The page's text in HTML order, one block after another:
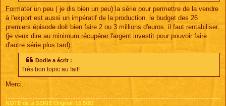
Formater un peu ( je dis bien un peu) la série pour permettre de la vendre
à l'export est aussi un impératif de la production. le budget des 26
premiers épisode doit bien faire 2 ou 3 millions d'euros. il faut rentabiliser.
(je veux dire au minimum récupérer l'argent investit pour pouvoir faire
d'autre série plus tard)
Dodie a écrit :
Très bon topic au fait!
Merci.
NOTE de la SERIE Original: 16.5/20.